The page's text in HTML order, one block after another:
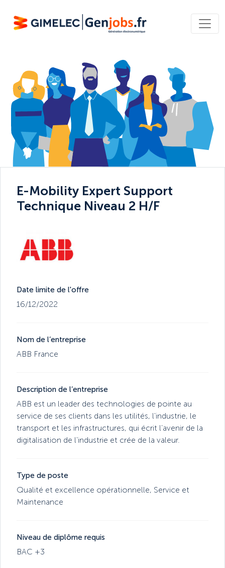
E-Mobility Expert Support
Technique Niveau 2 H/F
Date limite de l'offre
16/12/2022
Nom de l’entreprise
ABB France
Description de l’entreprise
ABB est un leader des technologies de pointe au
service de ses clients dans les utilités, l'industrie, le
transport et les infrastructures, qui écrit l’avenir de la
digitalisation de l'industrie et crée de la valeur.
Type de poste
Qualité et excellence opérationnelle, Service et
Maintenance
Niveau de diplôme requis
BAC +3